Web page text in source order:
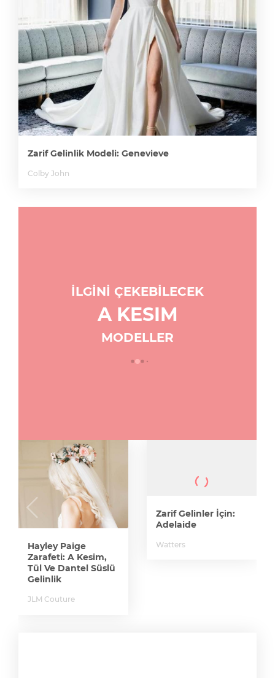
Zarif Gelinlik Modeli: Genevieve
Colby John
İLGİNİ ÇEKEBİLECEK
A KESIM
MODELLER
Hayley Paige
Zarafeti: A Kesim,
Tül Ve Dantel Süslü
Gelinlik
JLM Couture
Zarif Gelinler İçin:
Adelaide
Watters